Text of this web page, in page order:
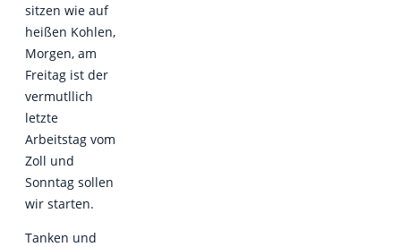
sitzen wie auf
heißen Kohlen,
Morgen, am
Freitag ist der
vermutllich
letzte
Arbeitstag vom
Zoll und
Sonntag sollen
wir starten.
Tanken und